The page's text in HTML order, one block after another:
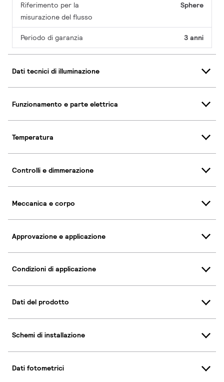
Riferimento per la
misurazione del flusso
Sphere
Periodo di garanzia 3 anni
Dati tecnici di illuminazione
Funzionamento e parte elettrica
Temperatura
Controlli e dimmerazione
Meccanica e corpo
Approvazione e applicazione
Condizioni di applicazione
Dati del prodotto
Schemi di installazione
Dati fotometrici